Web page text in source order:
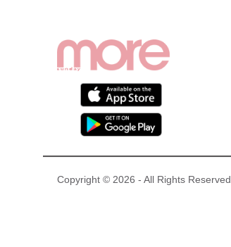
Copyright © 2026 - All Rights Reserved